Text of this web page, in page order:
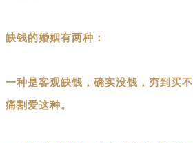
缺钱的婚姻有两种：
一种是客观缺钱，确实没钱，穷到买
痛割爱这种。